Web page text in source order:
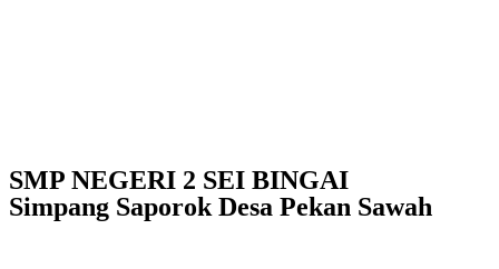
SMP NEGERI 2 SEI BINGAI
Simpang Saporok Desa Pekan Sawah